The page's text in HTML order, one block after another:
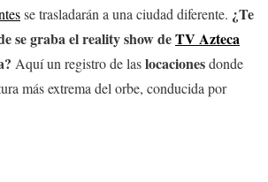
se trasladarán a una ciudad diferente. ¿Te
se graba el reality show deTV Azteca
Aquí un registro de laslocacionesdonde
más extrema del orbe, conducida por